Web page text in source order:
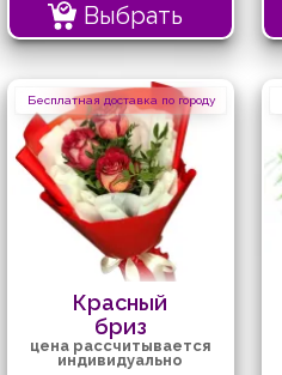
Выбрать
Бесплатная доставка по городу
Красный
бриз
цена рассчитывается
индивидуально